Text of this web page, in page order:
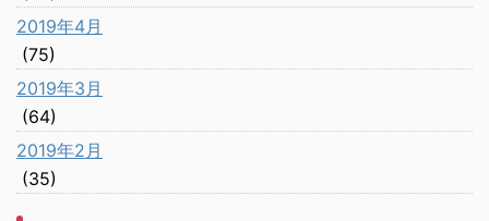
2019年4月
(75)
2019年3月
(64)
2019年2月
(35)